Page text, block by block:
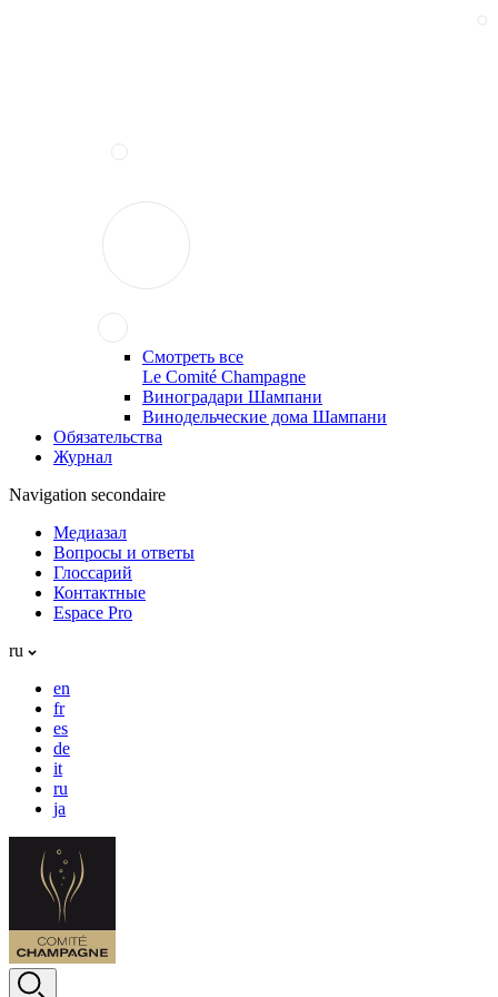
Смотреть все
Le Comité Champagne
Виноградари Шампани
Винодельческие дома Шампани
Обязательства
Журнал
Navigation secondaire
Медиазал
Вопросы и ответы
Глоссарий
Контактные
Espace Pro
ru
en
fr
es
de
it
ru
ja